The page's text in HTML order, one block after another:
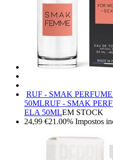
RUF - SMAK
50MLRUF - SMAK
ELA 50MLEM STOCK
24,99 €21.00% Impostos